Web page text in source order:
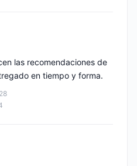
las recomendaciones de
en tiempo y forma.